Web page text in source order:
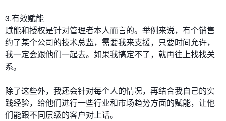
3.有效赋能
赋能和授权是针对管理者本人而言的。举例来说，有个销售
约了某个公司的技术总监，需要我来支援，只要时间允许，
我一定会跟他们一起去。如果我搞定不了，就再往上找找关
系。
除了这些外，我还会针对每个人的情况，再结合我自己的实
践经验，给他们进行一些行业和市场趋势方面的赋能，让他
们能跟不同层级的客户对上话。